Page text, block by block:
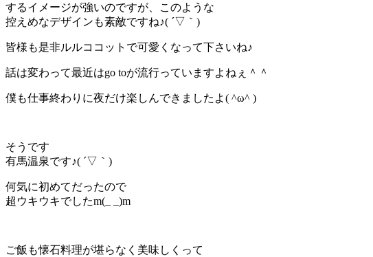
するイメージが強いのですが、このような
控えめなデザインも素敵ですね♪( ´▽｀)
皆様も是非ルルココットで可愛くなって下さいね♪
話は変わって最近はgo toが流行っていますよねぇ＾＾
僕も仕事終わりに夜だけ楽しんできましたよ( ^ω^ )
そうです
有馬温泉です♪( ´▽｀)
何気に初めてだったので
超ウキウキでしたm(_ _)m
ご飯も懐石料理が堪らなく美味しくって